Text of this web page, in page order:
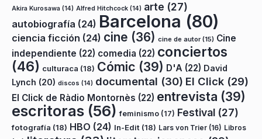
Akira Kurosawa (14) Alfred Hitchcock (14) arte (27)
autobiografía (24) Barcelona (80)
ciencia ficción (24) cine (36) cine de autor(15) Cine
independiente (22) comedia (22) conciertos
(46) culturaca (18) Cómic (39) D'A (22) David
Lynch (20) discos (14) documental (30) El Click (29)
El Click de Ràdio Montornès (22) entrevista (39)
escritoras (56) feminismo (17) Festival (27)
fotografía (18) HBO (24) In-Edit (18) Lars von Trier (16) Libros